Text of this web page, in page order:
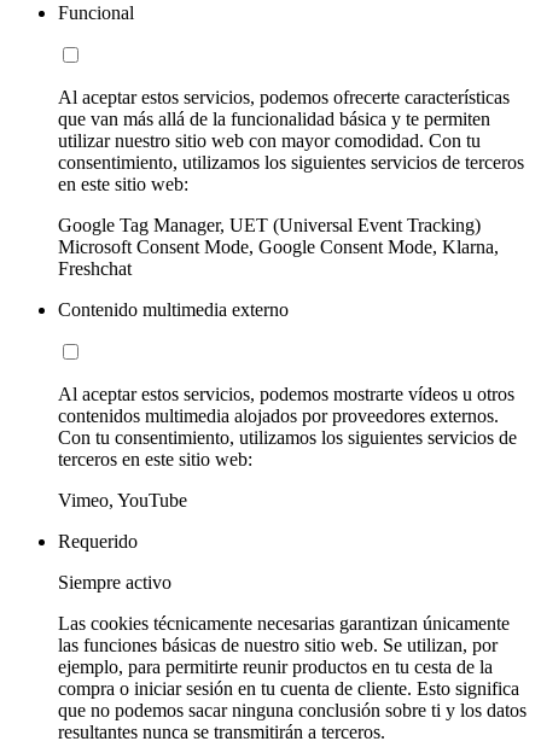
Funcional
Al aceptar estos servicios, podemos ofrecerte características
que van más allá de la funcionalidad básica y te permiten
utilizar nuestro sitio web con mayor comodidad. Con tu
consentimiento, utilizamos los siguientes servicios de terceros
en este sitio web:
Google Tag Manager, UET (Universal Event Tracking)
Microsoft Consent Mode, Google Consent Mode, Klarna,
Freshchat
Contenido multimedia externo
Al aceptar estos servicios, podemos mostrarte vídeos u otros
contenidos multimedia alojados por proveedores externos.
Con tu consentimiento, utilizamos los siguientes servicios de
terceros en este sitio web:
Vimeo, YouTube
Requerido
Siempre activo
Las cookies técnicamente necesarias garantizan únicamente
las funciones básicas de nuestro sitio web. Se utilizan, por
ejemplo, para permitirte reunir productos en tu cesta de la
compra o iniciar sesión en tu cuenta de cliente. Esto significa
que no podemos sacar ninguna conclusión sobre ti y los datos
resultantes nunca se transmitirán a terceros.